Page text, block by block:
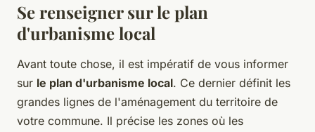
Se renseigner sur le plan
d'urbanisme local
Avant toute chose, il est impératif de vous informer
sur le plan d'urbanisme local. Ce dernier définit les
grandes lignes de l'aménagement du territoire de
votre commune. Il précise les zones où les